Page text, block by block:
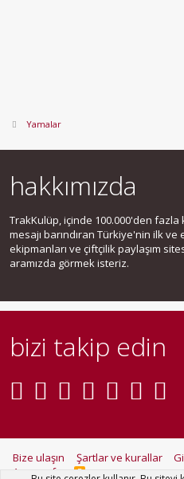
Yamalar
hakkımızda
TrakKulüp, içinde 100.000'den
mesajı barındıran Türkiye'nin ilk ve
ekipmanları ve çiftçilik paylaşım
aramızda görmek isteriz.
bizi takip edin
Bize ulaşın Şartlar ve kurallar
Ana sayfa
R